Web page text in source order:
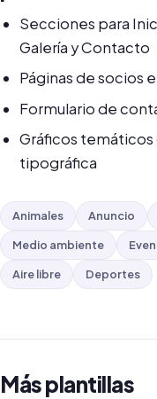
Secciones para
Galería y Contacto
Páginas de socios
Formulario de
Gráficos
tipográfica
Animales Anuncio
Medio ambiente
Aire libre Deportes
Más plantillas